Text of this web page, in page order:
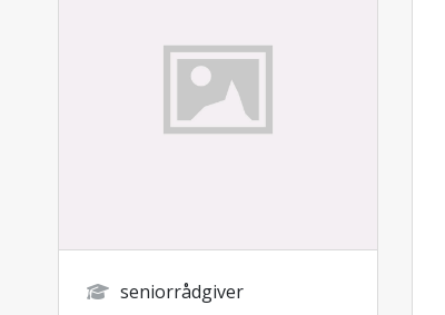
seniorrådgiver